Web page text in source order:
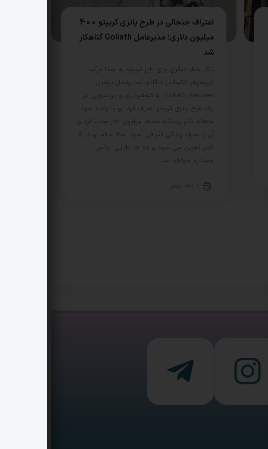
اعتراف جنجالی در طرح پانزی کریپتو 400
میلیون دلاری؛ مدیرعامل Goliath گناهکار
شد
زنگ خطر دیگری برای بازار کریپتو به صدا درآمد.
کریستوفر الکساندر دلگادو، مدیرعامل پیشین
Goliath Ventures، به کلاهبرداری و پولشویی در
یک طرح پانزی کریپتو اعتراف کرد. او با وعده سود
ماهانه «کم ریسک» صدها میلیون دلار جذب کرد و
آن را صرف زندگی اشرافی نمود. حالا حکم او در 8
اکتبر تعیین می شود و ده ها دارایی لوکس
مصادره خواهد شد.
1 ماه پیش